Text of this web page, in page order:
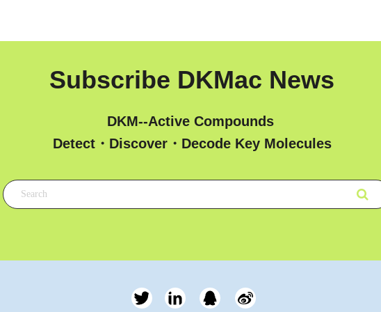
Subscribe DKMac News
DKM--Active Compounds
Detect・Discover・Decode Key Molecules